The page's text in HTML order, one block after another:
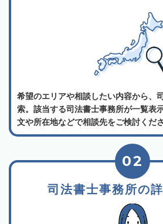
希望のエリアや相談したい内容から、
索。該当する司法書士事務所が一覧表
文や所在地などで相談先をご検討くださ
司法書士事務所の
02